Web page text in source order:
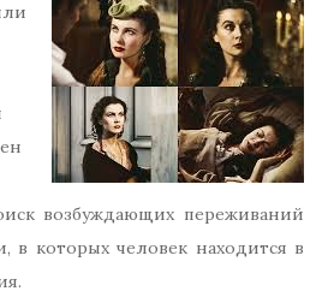
возбуждающих переживаний
в которых человек находится в